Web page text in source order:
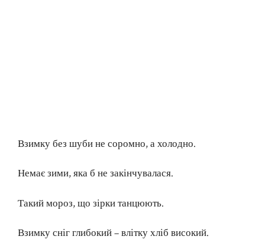
Взимку без шуби не соромно, а холодно.
Немає зими, яка б не закінчувалася.
Такий мороз, що зірки танцюють.
Взимку сніг глибокий – влітку хліб високий.